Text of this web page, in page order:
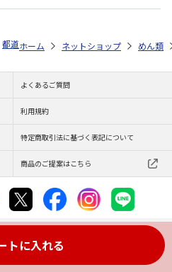
トに入れる
都道府県から探す 和歌山県 和歌山
ホーム ネットショップ めん類
よくあるご質問
利用規約
特定商取引法に基づく表記について
商品のご提案はこちら
Co.,Ltd. All Rights Reserved.